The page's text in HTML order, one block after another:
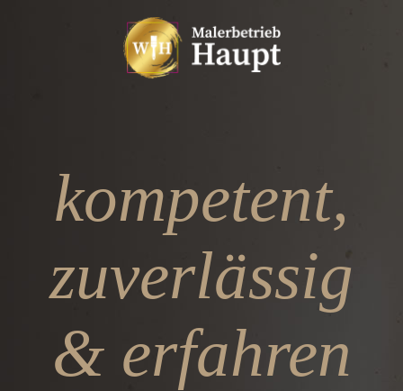
kompetent,
zuverlässig
& erfahren